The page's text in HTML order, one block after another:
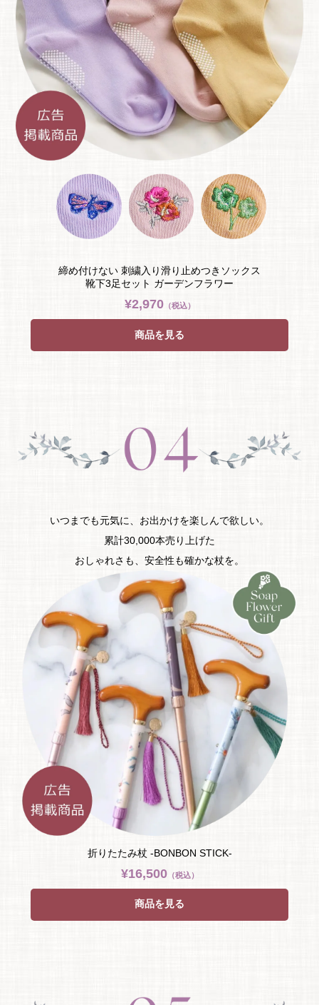
締め付けない 刺繍入り滑り止めつきソックス
靴下3足セット ガーデンフラワー
¥2,970（税込）
商品を見る
いつまでも元気に、お出かけを楽しんで欲しい。
累計30,000本売り上げた
おしゃれさも、安全性も確かな杖を。
折りたたみ杖 -BONBON STICK-
¥16,500（税込）
商品を見る